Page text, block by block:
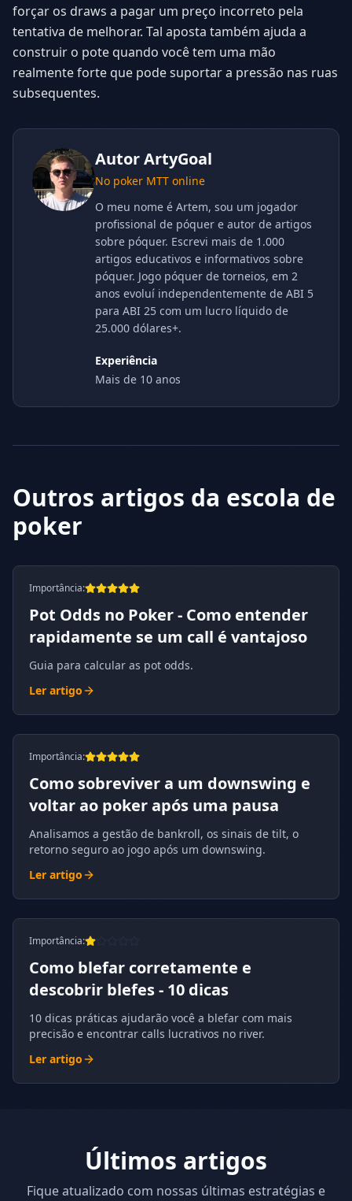
forçar os draws a pagar um preço incorreto pela
tentativa de melhorar. Tal aposta também ajuda a
construir o pote quando você tem uma mão
realmente forte que pode suportar a pressão nas ruas
subsequentes.
AutorArtyGoal
No poker MTT online
O meu nome é Artem, sou um jogador
profissional de póquer e autor de artigos
sobre póquer. Escrevi mais de 1.000
artigos educativos e informativos sobre
póquer. Jogo póquer de torneios, em 2
anos evoluí independentemente de ABI 5
para ABI 25 com um lucro líquido de
25.000 dólares+.
Experiência
Mais de 10 anos
Outros artigos da escola de
poker
Importância:
Pot Odds no Poker - Como entender
rapidamente se um call é vantajoso
Guia para calcular as pot odds.
Ler artigo
Importância:
Como sobreviver a um downswing e
voltar ao poker após uma pausa
Analisamos a gestão de bankroll, os sinais de tilt, o
retorno seguro ao jogo após um downswing.
Ler artigo
Importância:
Como blefar corretamente e
descobrir blefes - 10 dicas
10 dicas práticas ajudarão você a blefar com mais
precisão e encontrar calls lucrativos no river.
Ler artigo
Últimos artigos
Fique atualizado com nossas últimas estratégias e